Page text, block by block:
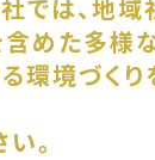
では、地域
含めた多様
環境づく
。